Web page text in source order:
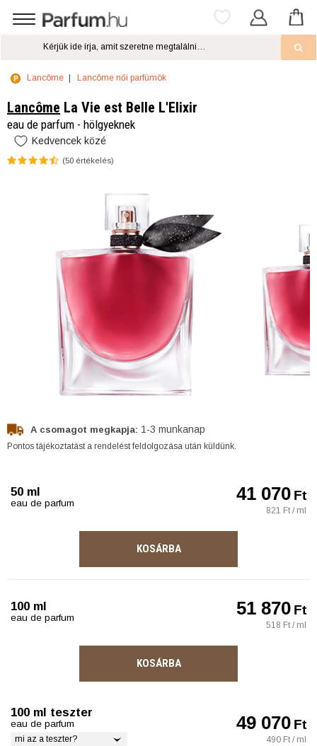
Lancôme Lancôme női parfümök
Lancôme La Vie est Belle L'Elixir
eau de parfum - hölgyeknek
Kedvencek közé
(50 értékelés)
A csomagot megkapja: 1-3 munkanap
Pontos tájékoztatást a rendelést feldolgozása után küldünk.
50 ml
eau de parfum 41 070Ft
821 Ft / ml
KOSÁRBA
100 ml
eau de parfum 51 870Ft
518 Ft / ml
KOSÁRBA
100 ml teszter
eau de parfum
mi az a teszter?
49 070Ft
490 Ft / ml